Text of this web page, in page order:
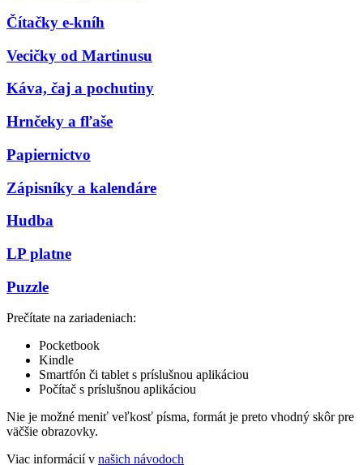
Čítačky e-kníh
Vecičky od Martinusu
Káva, čaj a pochutiny
Hrnčeky a fľaše
Papiernictvo
Zápisníky a kalendáre
Hudba
LP platne
Puzzle
Prečítate na zariadeniach:
Pocketbook
Kindle
Smartfón či tablet s príslušnou aplikáciou
Počítač s príslušnou aplikáciou
Nie je možné meniť veľkosť písma, formát je preto vhodný skôr pre
väčšie obrazovky.
Viac informácií v našich návodoch